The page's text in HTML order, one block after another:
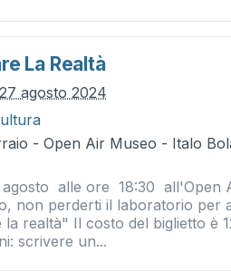
La Realtà
agosto 2024
- Open Air Museo - Italo
agosto alle ore 18:30 all'Open
non perderti il laboratorio per
la realtà" Il costo del biglietto è
scrivere un...